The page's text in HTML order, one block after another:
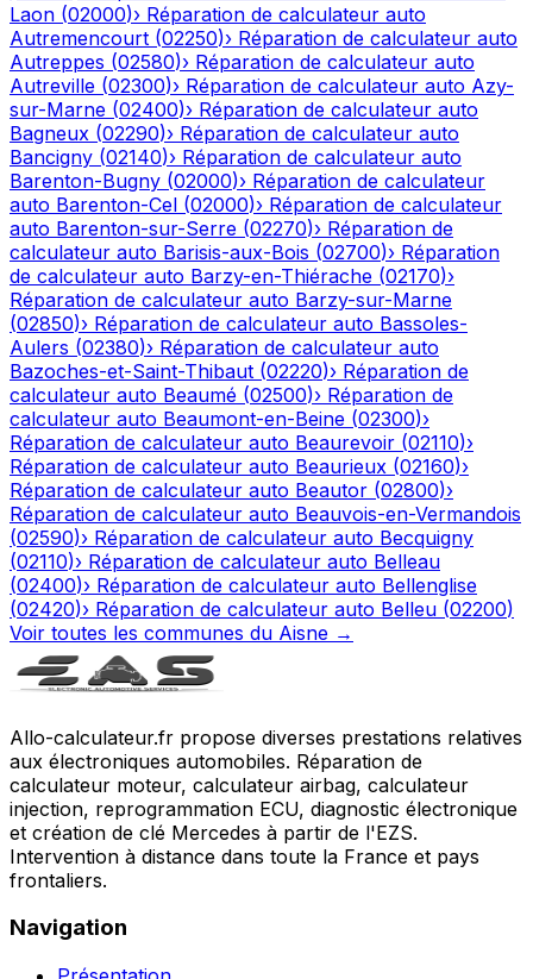
Laon (02000)› Réparation de calculateur auto
Autremencourt (02250)› Réparation de calculateur auto
Autreppes (02580)› Réparation de calculateur auto
Autreville (02300)› Réparation de calculateur auto Azy-
sur-Marne (02400)› Réparation de calculateur auto
Bagneux (02290)› Réparation de calculateur auto
Bancigny (02140)› Réparation de calculateur auto
Barenton-Bugny (02000)› Réparation de calculateur
auto Barenton-Cel (02000)› Réparation de calculateur
auto Barenton-sur-Serre (02270)› Réparation de
calculateur auto Barisis-aux-Bois (02700)› Réparation
de calculateur auto Barzy-en-Thiérache (02170)›
Réparation de calculateur auto Barzy-sur-Marne
(02850)› Réparation de calculateur auto Bassoles-
Aulers (02380)› Réparation de calculateur auto
Bazoches-et-Saint-Thibaut (02220)› Réparation de
calculateur auto Beaumé (02500)› Réparation de
calculateur auto Beaumont-en-Beine (02300)›
Réparation de calculateur auto Beaurevoir (02110)›
Réparation de calculateur auto Beaurieux (02160)›
Réparation de calculateur auto Beautor (02800)›
Réparation de calculateur auto Beauvois-en-Vermandois
(02590)› Réparation de calculateur auto Becquigny
(02110)› Réparation de calculateur auto Belleau
(02400)› Réparation de calculateur auto Bellenglise
(02420)› Réparation de calculateur auto Belleu (02200)
Voir toutes les communes du Aisne →
Allo-calculateur.fr propose diverses prestations relatives
aux électroniques automobiles. Réparation de
calculateur moteur, calculateur airbag, calculateur
injection, reprogrammation ECU, diagnostic électronique
et création de clé Mercedes à partir de l'EZS.
Intervention à distance dans toute la France et pays
frontaliers.
Navigation